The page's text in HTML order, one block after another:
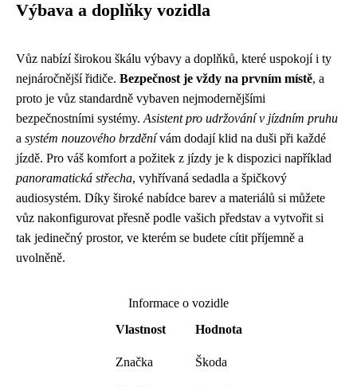
Výbava a doplňky vozidla
Vůz nabízí širokou škálu výbavy a doplňků, které uspokojí i ty
nejnáročnější řidiče. Bezpečnost je vždy na prvním místě, a
proto je vůz standardně vybaven nejmodernějšími
bezpečnostními systémy. Asistent pro udržování v jízdním pruhu
a systém nouzového brzděnívám dodají klid na duši při každé
jízdě. Pro váš komfort a požitek z jízdy je k dispozici například
panoramatická střecha, vyhřívaná sedadla a špičkový
audiosystém. Díky široké nabídce barev a materiálů si můžete
vůz nakonfigurovat přesně podle vašich představ a vytvořit si
tak jedinečný prostor, ve kterém se budete cítit příjemně a
uvolněně.
Informace o vozidle
Vlastnost
Hodnota
Značka Škoda